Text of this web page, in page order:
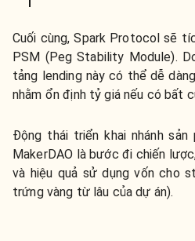
Cuối cùng, Spark Protocol sẽ
PSM (Peg Stability Module).
tảng lending này có thể dễ
nhằm ổn định tỷ giá nếu có bất
Động thái triển khai nhánh
MakerDAO là bước đi chiến
và hiệu quả sử dụng vốn cho
trứng vàng từ lâu của dự án).